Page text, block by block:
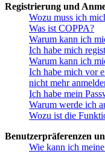
Registrierung und
Wozu muss ich
Was ist COPPA?
Warum kann ich
Ich habe mich
Warum kann ich
Ich habe mich vor
nicht mehr
Ich habe mein
Warum werde ich
Wozu ist die
Benutzerpräferenzen
Wie kann ich